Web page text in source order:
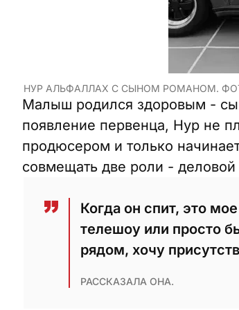
НУР АЛЬФАЛЛАХ С СЫНОМ РОМАНОМ.
Малыш родился здоровым -
появление первенца, Нур не
продюсером и только
совмещать две роли -
Когда он спит, это
телешоу или просто
рядом, хочу
РАССКАЗАЛА ОНА.